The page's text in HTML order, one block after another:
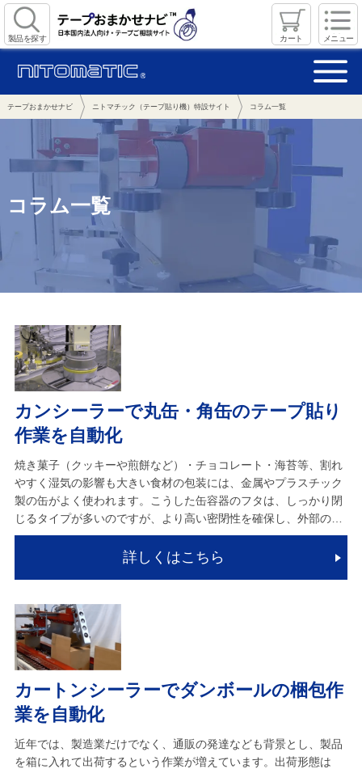
製品を探す カート メニュー
テープおまかせナビ ニトマチック（テープ貼り機）特設サイト コラム一覧
コラム一覧
カンシーラーで丸缶・角缶のテープ貼り
作業を自動化
焼き菓子（クッキーや煎餅など）・チョコレート・海苔等、割れ
やすく湿気の影響も大きい食材の包装には、金属やプラスチック
製の缶がよく使われます。こうした缶容器のフタは、しっかり閉
じるタイプが多いのですが、より高い密閉性を確保し、外部の…
詳しくはこちら
カートンシーラーでダンボールの梱包作
業を自動化
近年では、製造業だけでなく、通販の発達なども背景とし、製品
を箱に入れて出荷するという作業が増えています。出荷形態は